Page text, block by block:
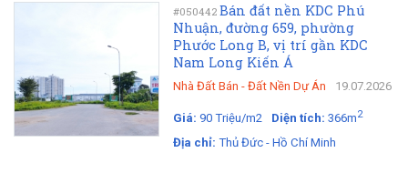
#050442 Bán đất nền KDC Phú
Nhuận, đường 659, phường
Phước Long B, vị trí gần KDC
Nam Long Kiến Á
Nhà Đất Bán - Đất Nền Dự Án 19.07.2026
Giá: 90 Triệu/m2 Diện tích: 366m2
Địa chỉ: Thủ Đức - Hồ Chí Minh